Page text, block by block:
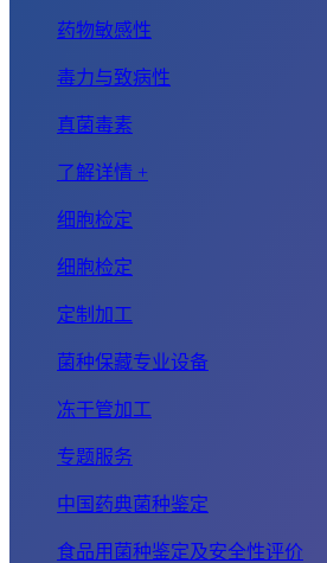
药物敏感性
毒力与致病性
真菌毒素
了解详情 +
细胞检定
细胞检定
定制加工
菌种保藏专业设备
冻干管加工
专题服务
中国药典菌种鉴定
食品用菌种鉴定及安全性评价